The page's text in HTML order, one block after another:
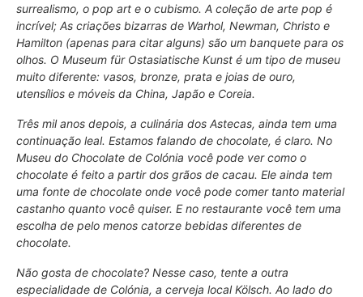
surrealismo, o pop art e o cubismo. A coleção de arte pop é
incrível; As criações bizarras de Warhol, Newman, Christo e
Hamilton (apenas para citar alguns) são um banquete para os
olhos. O Museum für Ostasiatische Kunst é um tipo de museu
muito diferente: vasos, bronze, prata e joias de ouro,
utensílios e móveis da China, Japão e Coreia.
Três mil anos depois, a culinária dos Astecas, ainda tem uma
continuação leal. Estamos falando de chocolate, é claro. No
Museu do Chocolate de Colónia você pode ver como o
chocolate é feito a partir dos grãos de cacau. Ele ainda tem
uma fonte de chocolate onde você pode comer tanto material
castanho quanto você quiser. E no restaurante você tem uma
escolha de pelo menos catorze bebidas diferentes de
chocolate.
Não gosta de chocolate? Nesse caso, tente a outra
especialidade de Colónia, a cerveja localKölsch. Ao lado do